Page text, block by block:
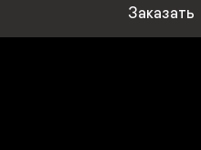
Заказать